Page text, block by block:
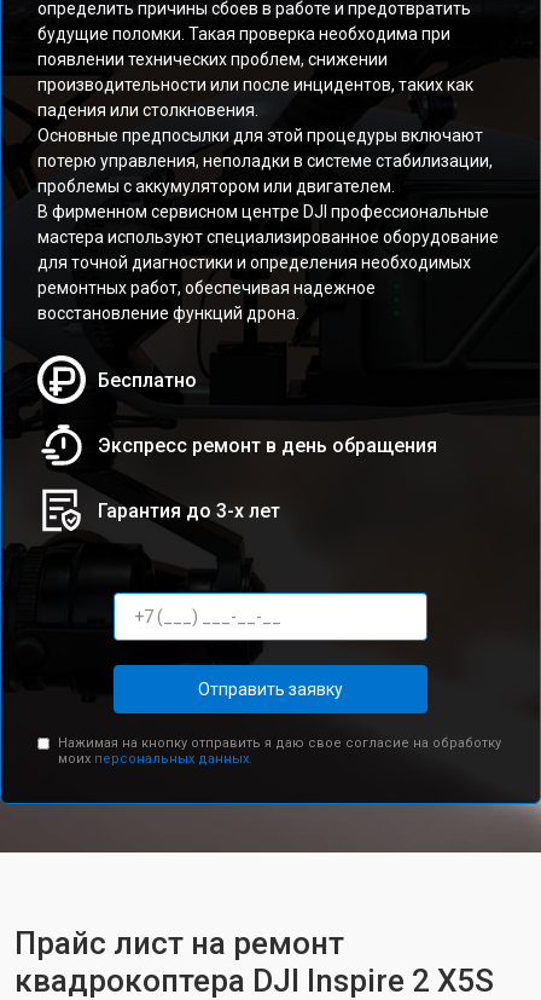
определить причины сбоев в работе и предотвратить
будущие поломки. Такая проверка необходима при
появлении технических проблем, снижении
производительности или после инцидентов, таких как
падения или столкновения.
Основные предпосылки для этой процедуры включают
потерю управления, неполадки в системе стабилизации,
проблемы с аккумулятором или двигателем.
В фирменном сервисном центре DJI профессиональные
мастера используют специализированное оборудование
для точной диагностики и определения необходимых
ремонтных работ, обеспечивая надежное
восстановление функций дрона.
Бесплатно
Экспресс ремонт в день обращения
Гарантия до 3-х лет
Отправить заявку
Нажимая на кнопку отправить я даю свое согласие на обработку
моих персональных данных.
Прайс лист на ремонт
квадрокоптера DJI Inspire 2 X5S